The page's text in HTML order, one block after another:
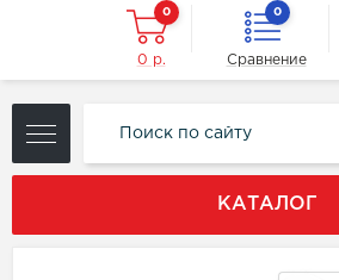
0
0 р.
0
Сравнение
КАТАЛОГ